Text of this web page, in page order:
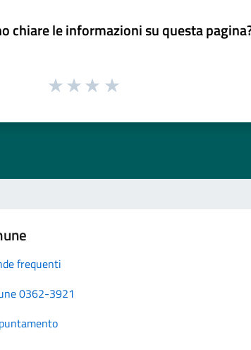
chiare le informazioni su questa
frequenti
0362-3921